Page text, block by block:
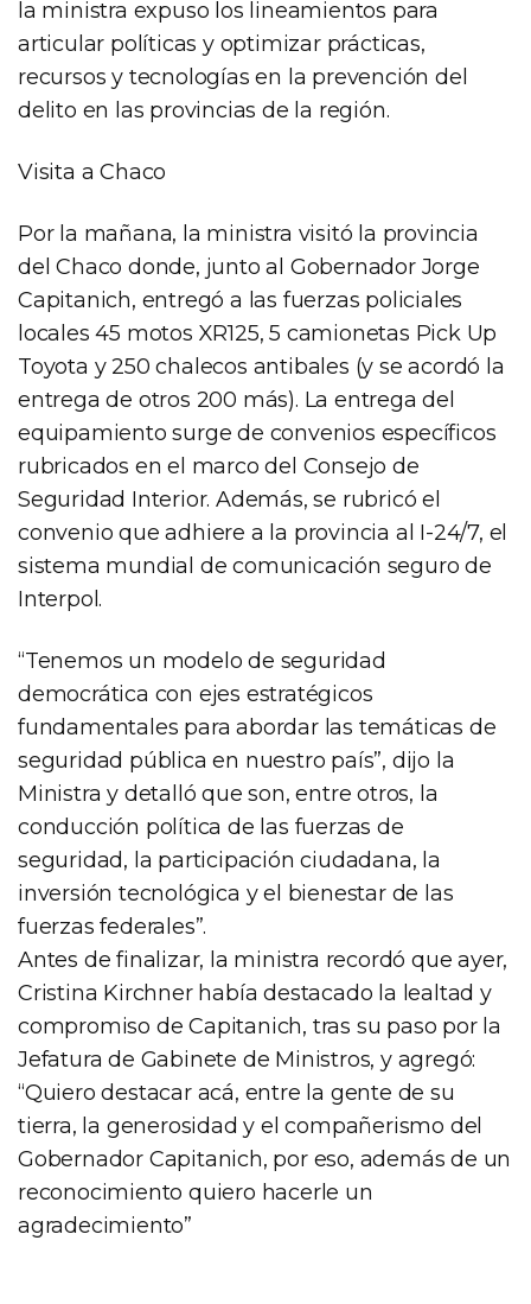
la ministra expuso los lineamientos para
articular políticas y optimizar prácticas,
recursos y tecnologías en la prevención del
delito en las provincias de la región.
Visita a Chaco
Por la mañana, la ministra visitó la provincia
del Chaco donde, junto al Gobernador Jorge
Capitanich, entregó a las fuerzas policiales
locales 45 motos XR125, 5 camionetas Pick Up
Toyota y 250 chalecos antibales (y se acordó la
entrega de otros 200 más). La entrega del
equipamiento surge de convenios específicos
rubricados en el marco del Consejo de
Seguridad Interior. Además, se rubricó el
convenio que adhiere a la provincia al I-24/7, el
sistema mundial de comunicación seguro de
Interpol.
“Tenemos un modelo de seguridad
democrática con ejes estratégicos
fundamentales para abordar las temáticas de
seguridad pública en nuestro país”, dijo la
Ministra y detalló que son, entre otros, la
conducción política de las fuerzas de
seguridad, la participación ciudadana, la
inversión tecnológica y el bienestar de las
fuerzas federales”.
Antes de finalizar, la ministra recordó que ayer,
Cristina Kirchner había destacado la lealtad y
compromiso de Capitanich, tras su paso por la
Jefatura de Gabinete de Ministros, y agregó:
“Quiero destacar acá, entre la gente de su
tierra, la generosidad y el compañerismo del
Gobernador Capitanich, por eso, además de un
reconocimiento quiero hacerle un
agradecimiento”